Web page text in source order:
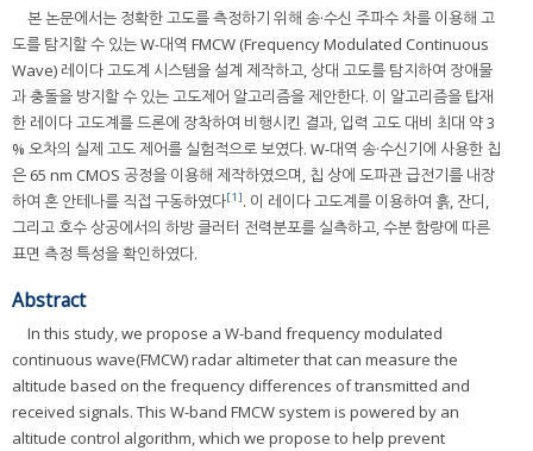
본 논문에서는 정확한 고도를 측정하기 위해 송·수신 주파수 차를 이용해 고
도를 탐지할 수 있는 W-대역 FMCW (Frequency Modulated Continuous
Wave) 레이다 고도계 시스템을 설계 제작하고, 상대 고도를 탐지하여 장애물
과 충돌을 방지할 수 있는 고도제어 알고리즘을 제안한다. 이 알고리즘을 탑재
한 레이다 고도계를 드론에 장착하여 비행시킨 결과, 입력 고도 대비 최대 약 3
% 오차의 실제 고도 제어를 실험적으로 보였다. W-대역 송·수신기에 사용한 칩
은 65 nm CMOS 공정을 이용해 제작하였으며, 칩 상에 도파관 급전기를 내장
하여 혼 안테나를 직접 구동하였다[1]. 이 레이다 고도계를 이용하여 흙, 잔디,
그리고 호수 상공에서의 하방 클러터 전력분포를 실측하고, 수분 함량에 따른
표면 측정 특성을 확인하였다.
Abstract
In this study, we propose a W-band frequency modulated
continuous wave(FMCW) radar altimeter that can measure the
altitude based on the frequency differences of transmitted and
received signals. This W-band FMCW system is powered by an
altitude control algorithm, which we propose to help prevent